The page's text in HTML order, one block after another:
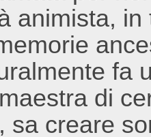
animista,
fa
di
sa creare